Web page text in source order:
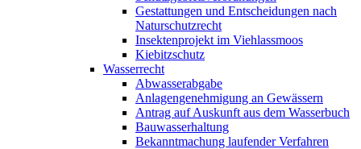
Gestattungen und Entscheidungen nach
Naturschutzrecht
Insektenprojekt im Viehlassmoos
Kiebitzschutz
Wasserrecht
Abwasserabgabe
Anlagengenehmigung an Gewässern
Antrag auf Auskunft aus dem Wasserbuch
Bauwasserhaltung
Bekanntmachung laufender Verfahren